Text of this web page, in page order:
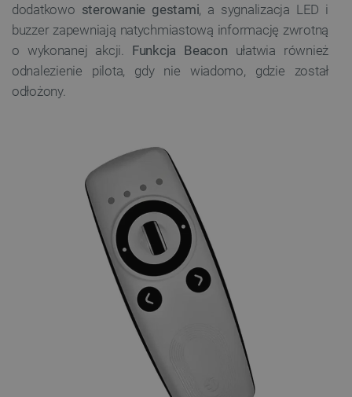
dodatkowo sterowanie gestami, a sygnalizacja LED i
buzzer zapewniają natychmiastową informację zwrotną
o wykonanej akcji. Funkcja Beacon ułatwia również
odnalezienie pilota, gdy nie wiadomo, gdzie został
odłożony.